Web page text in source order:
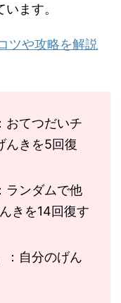
ます。
ツや攻略を解説
おてつだいチ
んきを5回復
ランダムで他
きを14回復す
：自分のげん